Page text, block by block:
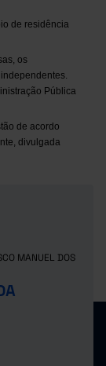
de residência
os
Pública
de acordo
divulgada
MANUEL DOS